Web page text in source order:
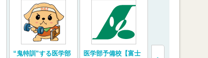
“鬼特訓”する医学部
医学部予備校【富士